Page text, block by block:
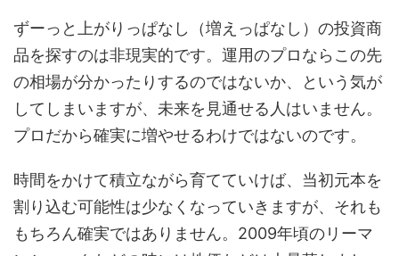
ずーっと上がりっぱなし（増えっぱなし）の投資商
品を探すのは非現実的です。運用のプロならこの先
の相場が分かったりするのではないか、という気が
してしまいますが、未来を見通せる人はいません。
プロだから確実に増やせるわけではないのです。
時間をかけて積立ながら育てていけば、当初元本を
割り込む可能性は少なくなっていきますが、それも
もちろん確実ではありません。2009年頃のリーマ